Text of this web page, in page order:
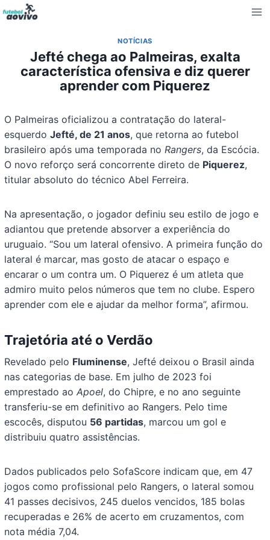
Pular
para
Conteúdo
NOTÍCIAS
Jefté chega ao Palmeiras, exalta
característica ofensiva e diz querer
aprender com Piquerez
O Palmeiras oficializou a contratação do lateral-
esquerdoJefté, de 21 anos, que retorna ao futebol
brasileiro após uma temporada noRangers, da Escócia.
O novo reforço será concorrente direto de Piquerez,
titular absoluto do técnico Abel Ferreira.
Na apresentação, o jogador definiu seu estilo de jogo e
adiantou que pretende absorver a experiência do
uruguaio. “Sou um lateral ofensivo. A primeira função do
lateral é marcar, mas gosto de atacar o espaço e
encarar o um contra um. O Piquerez é um atleta que
admiro muito pelos números que tem no clube. Espero
aprender com ele e ajudar da melhor forma”, afirmou.
Trajetória até o Verdão
Revelado pelo Fluminense, Jefté deixou o Brasil ainda
nas categorias de base. Em julho de 2023 foi
emprestado aoApoel, do Chipre, e no ano seguinte
transferiu-se em definitivo ao Rangers. Pelo time
escocês, disputou 56 partidas, marcou um gol e
distribuiu quatro assistências.
Dados publicados pelo SofaScore indicam que, em 47
jogos como profissional pelo Rangers, o lateral somou
41 passes decisivos, 245 duelos vencidos, 185 bolas
recuperadas e 26% de acerto em cruzamentos, com
nota média 7,04.